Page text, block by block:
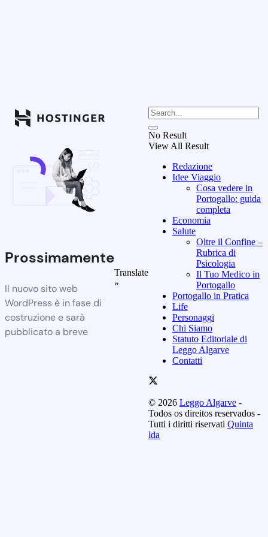
Prossimamente
Il nuovo sito web
WordPress è in fase di
costruzione e sarà
pubblicato a breve
Translate
»
No Result
View All Result
Redazione
Idee Viaggio
Cosa vedere in
Portogallo: guida
completa
Economia
Salute
Oltre il Confine –
Rubrica di
Psicologia
Il Tuo Medico in
Portogallo
Portogallo in Pratica
Life
Personaggi
Chi Siamo
Statuto Editoriale di
Leggo Algarve
Contatti
© 2026 Leggo Algarve -
Todos os direitos reservados -
Tutti i diritti riservati Quinta
lda